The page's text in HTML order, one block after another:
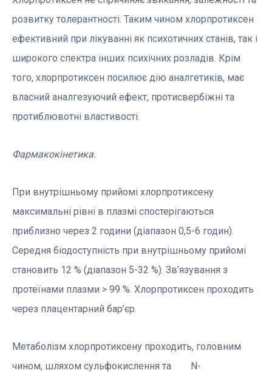
розвитку толерантності. Таким чином хлорпротиксен
ефективний при лікуванні як психотичних станів, так і
широкого спектра інших психічних розладів. Крім
того, хлорпротиксен посилює дію аналгетиків, має
власний аналгезуючий ефект, протисвербіжні та
протиблювотні властивості.
Фармакокінетика.
При внутрішньому прийомі хлорпротиксену
максимальні рівні в плазмі спостерігаються
приблизно через 2 години (діапазон 0,5-6 годин).
Середня біодоступність при внутрішньому прийомі
становить 12 % (діапазон 5-32 %). Зв’язування з
протеїнами плазми > 99 %. Хлорпротиксен проходить
через плацентарний бар’єр.
Метаболізм хлорпротиксену проходить, головним
чином, шляхом сульфокислення та N-